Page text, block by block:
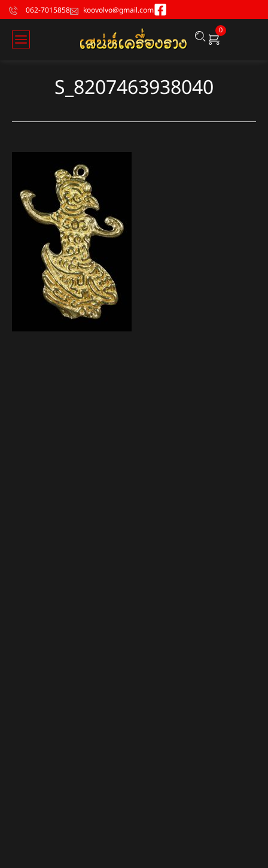
062-7015858 koovolvo@gmail.com
0
S_8207463938040